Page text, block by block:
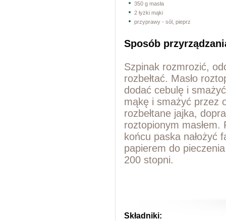
350 g masła
2 łyżki mąki
przyprawy - sól, pieprz
Sposób
Szpinak rozmrozić,
rozbełtać. Masło
dodać cebulę i
mąkę i smażyć przez
rozbełtane jajka,
roztopionym masłem.
końcu paska nałożyć
papierem do
200 stopni.
Składniki: